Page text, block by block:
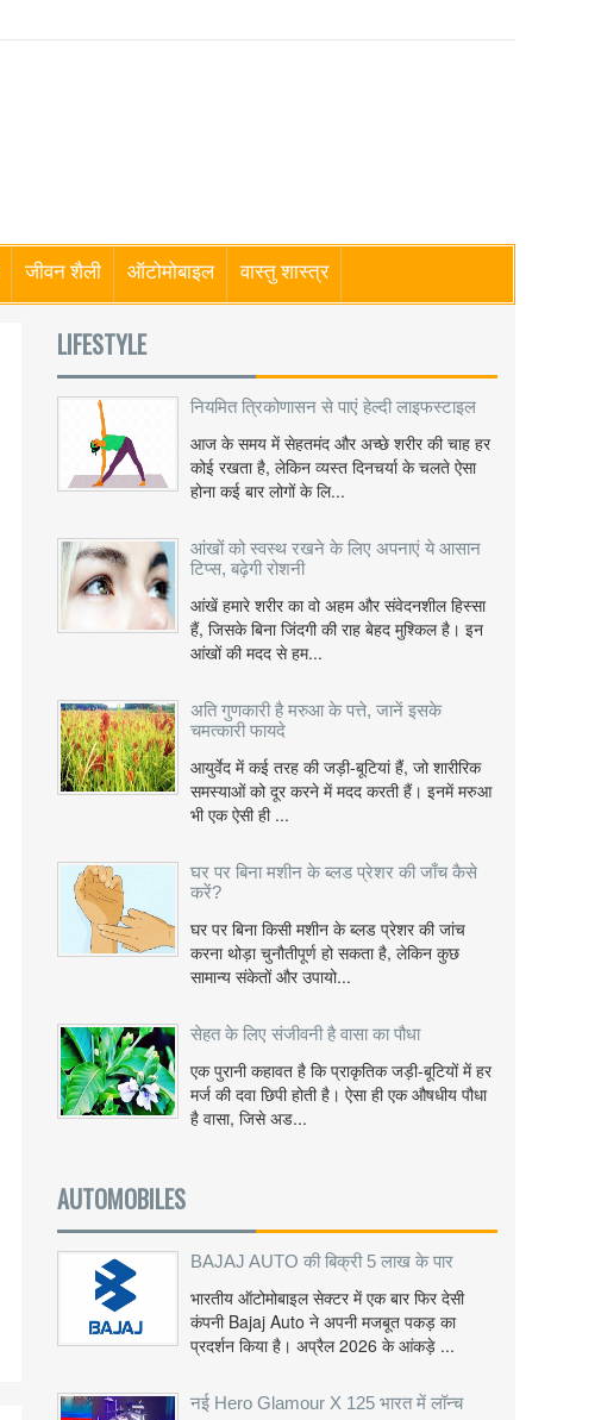
जीवन शैली ऑटोमोबाइल वास्तु शास्त्र
LIFESTYLE
नियमित त्रिकोणासन से पाएं हेल्दी लाइफस्टाइल
आज के समय में सेहतमंद और अच्छे शरीर की चाह हर
कोई रखता है, लेकिन व्यस्त दिनचर्या के चलते ऐसा
होना कई बार लोगों के लि...
आंखों को स्वस्थ रखने के लिए अपनाएं ये आसान
टिप्स, बढ़ेगी रोशनी
आंखें हमारे शरीर का वो अहम और संवेदनशील हिस्सा
हैं, जिसके बिना जिंदगी की राह बेहद मुश्किल है। इन
आंखों की मदद से हम...
अति गुणकारी है मरुआ के पत्ते, जानें इसके
चमत्कारी फायदे
आयुर्वेद में कई तरह की जड़ी-बूटियां हैं, जो शारीरिक
समस्याओं को दूर करने में मदद करती हैं। इनमें मरुआ
भी एक ऐसी ही ...
घर पर बिना मशीन के ब्लड प्रेशर की जाँच कैसे
करें?
घर पर बिना किसी मशीन के ब्लड प्रेशर की जांच
करना थोड़ा चुनौतीपूर्ण हो सकता है, लेकिन कुछ
सामान्य संकेतों और उपायो...
सेहत के लिए संजीवनी है वासा का पौधा
एक पुरानी कहावत है कि प्राकृतिक जड़ी-बूटियों में हर
मर्ज की दवा छिपी होती है। ऐसा ही एक औषधीय पौधा
है वासा, जिसे अड...
AUTOMOBILES
BAJAJ AUTO की बिक्री 5 लाख के पार
भारतीय ऑटोमोबाइल सेक्टर में एक बार फिर देसी
कंपनी Bajaj Auto ने अपनी मजबूत पकड़ का
प्रदर्शन किया है। अप्रैल 2026 के आंकड़े ...
नई Hero Glamour X 125 भारत में लॉन्च